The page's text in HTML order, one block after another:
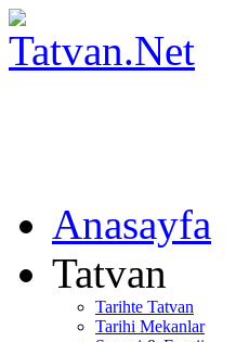
Anasayfa
Tatvan
Tarihte Tatvan
Tarihi Mekanlar